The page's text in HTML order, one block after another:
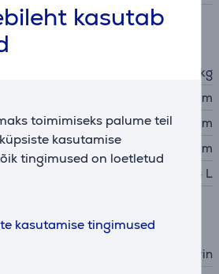
kasutab
toimimiseks palume teil
kasutamise
tingimused on loetletud
kasutamise tingimused
1,14 kg
21 cm
18,5 cm
13,5 cm
0,4 L
Severin